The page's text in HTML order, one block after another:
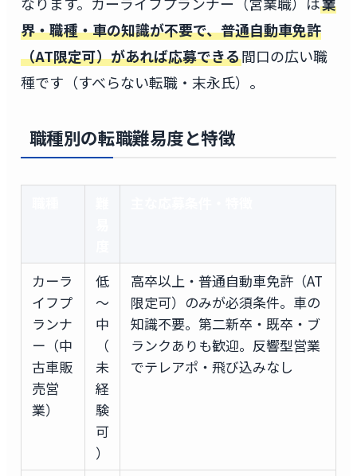
界・職種・車の知識が不要で、普通自動車免許
（AT限定可）があれば応募できる間口の広い職
種です（すべらない転職・末永氏）。
職種別の転職難易度と特徴
カーラ
イフプ
ランナ
ー（中
古車販
売営
業）
低
〜
中
（
未
経
験
可
）
高卒以上・普通自動車免許（AT
限定可）のみが必須条件。車の
知識不要。第二新卒・既卒・ブ
ランクありも歓迎。反響型営業
でテレアポ・飛び込みなし